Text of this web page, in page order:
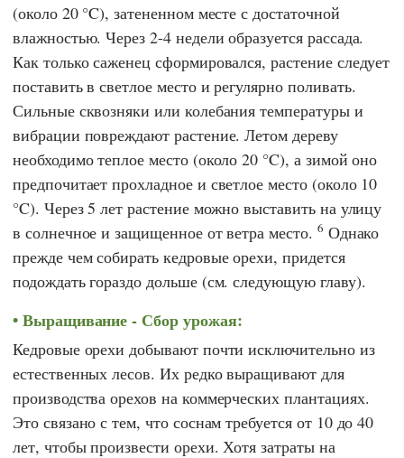
(около 20 °C), затененном месте с достаточной
влажностью. Через 2-4 недели образуется рассада.
Как только саженец сформировался, растение следует
поставить в светлое место и регулярно поливать.
Сильные сквозняки или колебания температуры и
вибрации повреждают растение. Летом дереву
необходимо теплое место (около 20 °C), а зимой оно
предпочитает прохладное и светлое место (около 10
°C). Через 5 лет растение можно выставить на улицу
в солнечное и защищенное от ветра место. 6 Однако
прежде чем собирать кедровые орехи, придется
подождать гораздо дольше (см. следующую главу).
Выращивание - Сбор урожая:
Кедровые орехи добывают почти исключительно из
естественных лесов. Их редко выращивают для
производства орехов на коммерческих плантациях.
Это связано с тем, что соснам требуется от 10 до 40
лет, чтобы произвести орехи. Хотя затраты на